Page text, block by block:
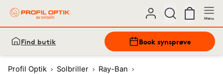
Menu
Find butik Book synsprøve
Profil Optik Solbriller
Ray-Ban